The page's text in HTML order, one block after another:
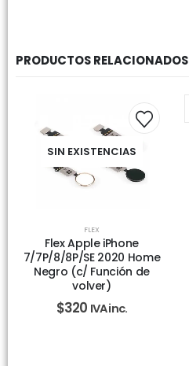
PRODUCTOS RELACIONADOS
SIN EXISTENCIAS
FLEX
Flex Apple iPhone
7/7P/8/8P/SE 2020 Home
Negro (c/ Función de
volver)
$320 IVA inc.